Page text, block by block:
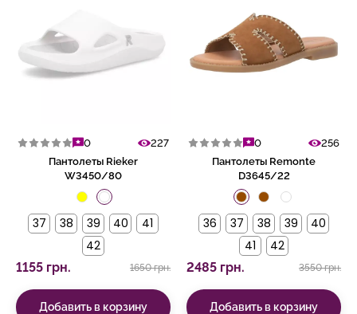
0
227
Пантолеты Rieker
W3450/80
37 38 39 40
41
42
1155 грн. 1650 грн.
Добавить в корзину
0
256
Пантолеты Remonte
D3645/22
36 37 38 39
40
41
42
2485 грн. 3550 грн.
Добавить в корзину